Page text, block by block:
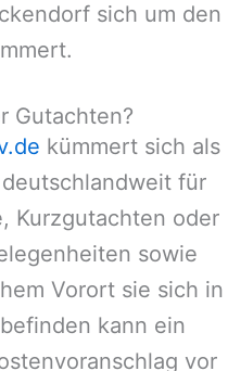
sich um den
Gutachten?
kümmert sich als
für
Kurzgutachten oder
sowie
Vorort sie sich in
kann ein
vor